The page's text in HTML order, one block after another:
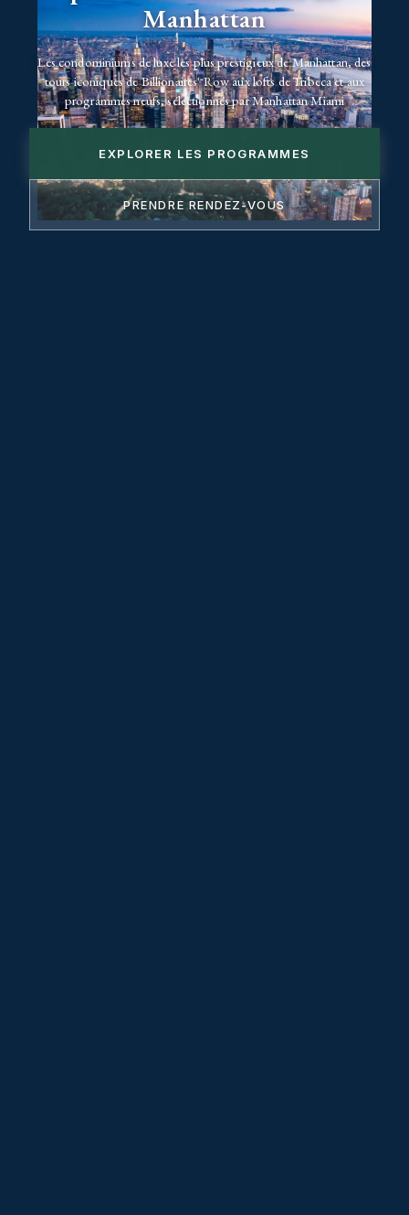
Manhattan
Les condominiums de luxe les plus prestigieux de Manhattan, des
tours iconiques de Billionaires' Row aux lofts de Tribeca et aux
programmes neufs, sélectionnés par Manhattan Miami
EXPLORER LES PROGRAMMES
PRENDRE RENDEZ-VOUS